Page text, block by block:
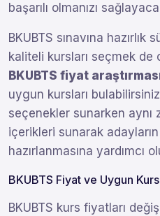
başarılı olmanızı
BKUBTS sınavına
kaliteli kursları seçmek de
BKUBTS fiyat
uygun kursları
seçenekler sunarken aynı
içerikleri sunarak
hazırlanmasına yardımcı
BKUBTS Fiyat ve Uygun
BKUBTS kurs fiyatları